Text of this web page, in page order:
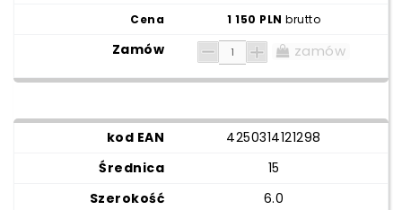
1 150 PLNbrutto
zamów
4250314121298
15
6.0